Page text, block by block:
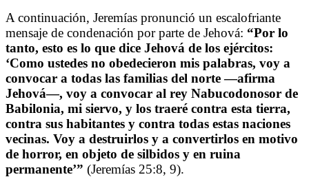
A continuación, Jeremías pronunció un escalofriante
mensaje de condenación por parte de Jehová: “Por lo
tanto, esto es lo que dice Jehová de los ejércitos:
‘Como ustedes no obedecieron mis palabras, voy a
convocar a todas las familias del norte —afirma
Jehová—, voy a convocar al rey Nabucodonosor de
Babilonia, mi siervo, y los traeré contra esta tierra,
contra sus habitantes y contra todas estas naciones
vecinas. Voy a destruirlos y a convertirlos en motivo
de horror, en objeto de silbidos y en ruina
permanente’” (Jeremías 25:8, 9).